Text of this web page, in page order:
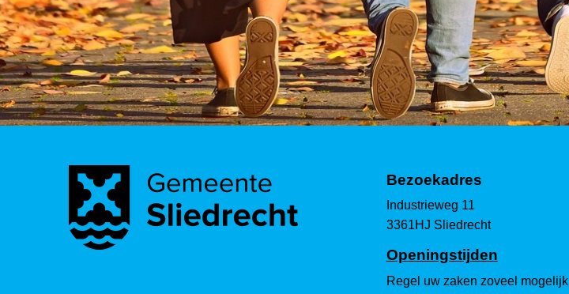
Bezoekadres
Industrieweg 11
3361HJ Sliedrecht
Openingstijden
Regel uw zaken zoveel mogelijk